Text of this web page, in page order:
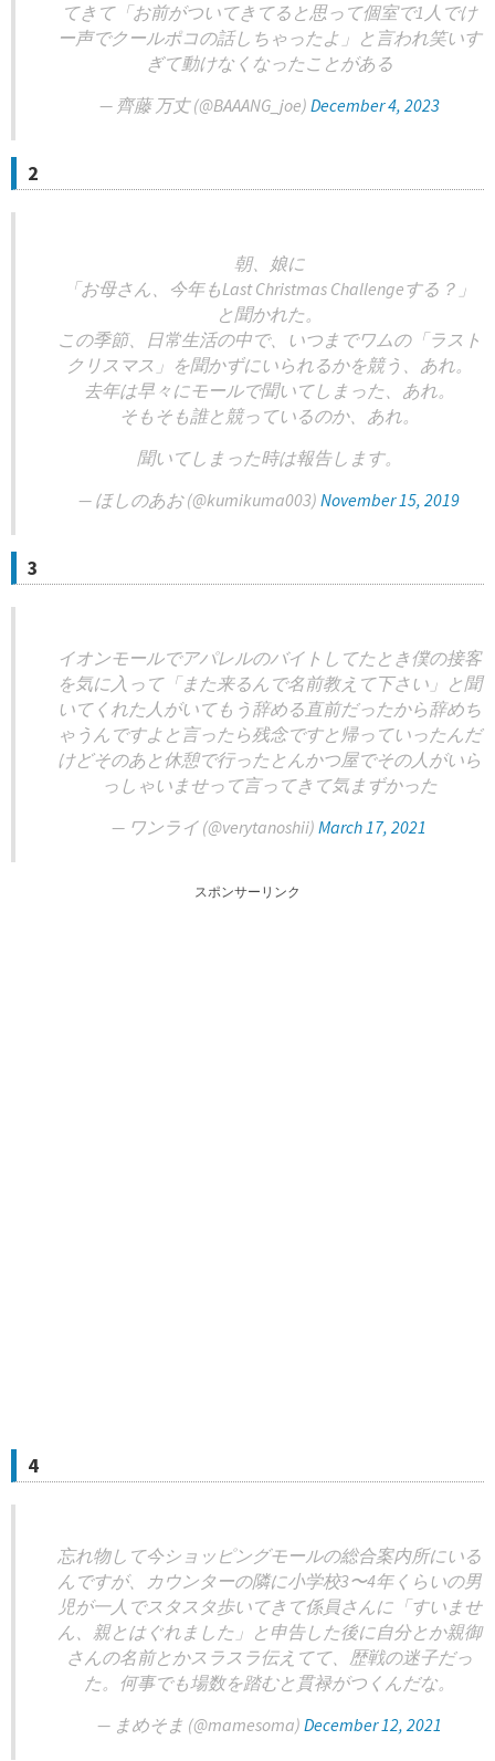
てきて「お前がついてきてると思って個室で1人でけ
ー声でクールポコの話しちゃったよ」と言われ笑いす
ぎて動けなくなったことがある
— 齊藤 万丈 (@BAAANG_joe) December 4, 2023
2
朝、娘に
「お母さん、今年もLast Christmas Challengeする？」
と聞かれた。
この季節、日常生活の中で、いつまでワムの「ラスト
クリスマス」を聞かずにいられるかを競う、あれ。
去年は早々にモールで聞いてしまった、あれ。
そもそも誰と競っているのか、あれ。
聞いてしまった時は報告します。
— ほしのあお (@kumikuma003) November 15, 2019
3
イオンモールでアパレルのバイトしてたとき僕の接客
を気に入って「また来るんで名前教えて下さい」と聞
いてくれた人がいてもう辞める直前だったから辞めち
ゃうんですよと言ったら残念ですと帰っていったんだ
けどそのあと休憩で行ったとんかつ屋でその人がいら
っしゃいませって言ってきて気まずかった
— ワンライ (@verytanoshii) March 17, 2021
スポンサーリンク
4
忘れ物して今ショッピングモールの総合案内所にいる
んですが、カウンターの隣に小学校3〜4年くらいの男
児が一人でスタスタ歩いてきて係員さんに「すいませ
ん、親とはぐれました」と申告した後に自分とか親御
さんの名前とかスラスラ伝えてて、歴戦の迷子だっ
た。何事でも場数を踏むと貫禄がつくんだな。
— まめそま (@mamesoma) December 12, 2021